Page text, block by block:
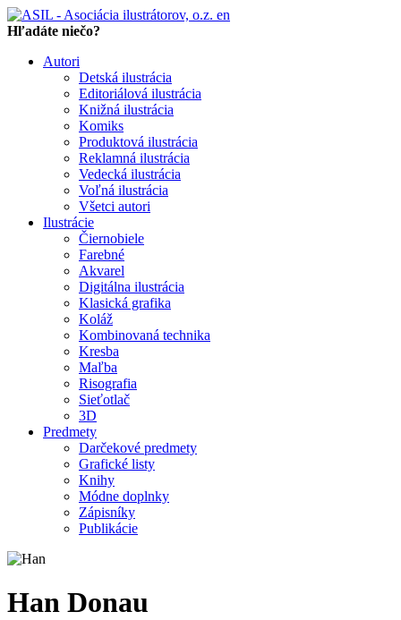
en
Hľadáte niečo?
Autori
Detská ilustrácia
Editoriálová ilustrácia
Knižná ilustrácia
Komiks
Produktová ilustrácia
Reklamná ilustrácia
Vedecká ilustrácia
Voľná ilustrácia
Všetci autori
Ilustrácie
Čiernobiele
Farebné
Akvarel
Digitálna ilustrácia
Klasická grafika
Koláž
Kombinovaná technika
Kresba
Maľba
Risografia
Sieťotlač
3D
Predmety
Darčekové predmety
Grafické listy
Knihy
Módne doplnky
Zápisníky
Publikácie
Han Donau